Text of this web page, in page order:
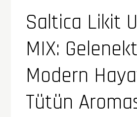
Saltica Likit
MIX:
Modern
Tütün